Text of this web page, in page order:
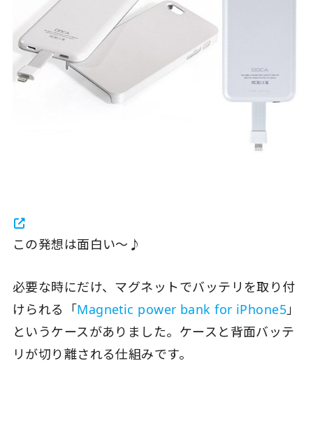
この発想は面白い〜♪
必要な時にだけ、マグネットでバッテリを取り付
けられる「Magnetic power bank for iPhone5」
というケースがありました。ケースと背面バッテ
リが切り離される仕組みです。